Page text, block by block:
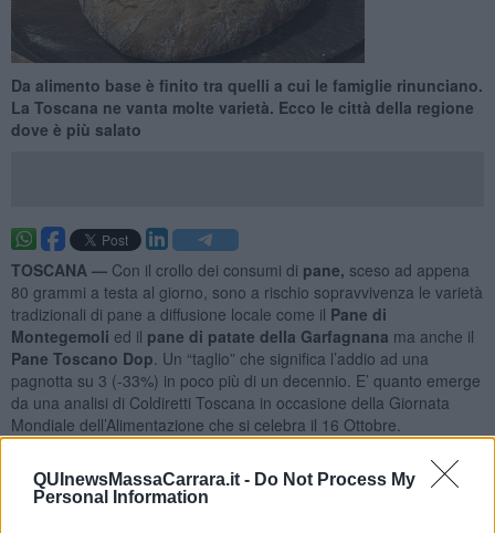
QUInewsMassaCarrara.it - Do Not Process My
Personal Information
Da alimento base è finito tra quelli a cui le famiglie rinunciano.
La Toscana ne vanta molte varietà. Ecco le città della regione
dove è più salato
TOSCANA — Con il crollo dei consumi di pane, sceso ad appena
80 grammi a testa al giorno, sono a rischio sopravvivenza le varietà
tradizionali di pane a diffusione locale come il Pane di
Montegemoli ed il pane di patate della Garfagnana ma anche il
Pane Toscano Dop . Un “taglio” che significa l’addio ad una
pagnotta su 3 (-33%) in poco più di un decennio. E’ quanto emerge
da una analisi di Coldiretti Toscana in occasione della Giornata
Mondiale dell’Alimentazione che si celebra il 16 Ottobre.
negli ultimi anni
con il consumo di pane che nel 2010 era di 120 grammi a testa al
giorno, nel 2000 di 180 grammi, nel 1990 a 197 grammi e nel 1980